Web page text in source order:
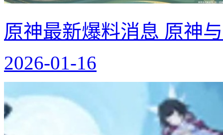
原神最新爆料消息 原神
2026-01-16